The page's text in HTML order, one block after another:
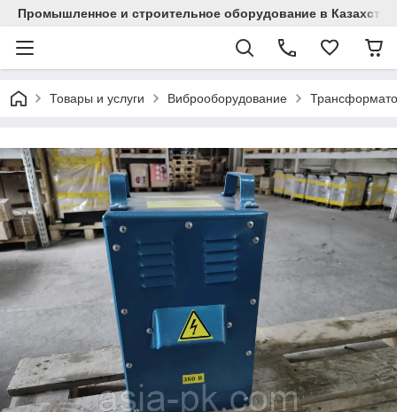
Промышленное и строительное оборудование в
Товары и услуги Виброоборудование